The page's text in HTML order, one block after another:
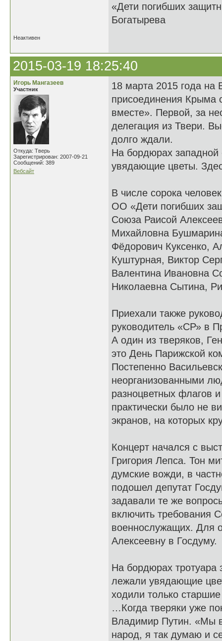
«Дети погибших
Богатырева
Неактивен
2015-03-19 18:25:40
Игорь Мангазеев
Участник
Откуда: Тверь
Зарегистрирован: 2007-09-21
Сообщений: 389
Вебсайт
18 марта 2015 года на
присоединения Крыма
вместе». Первой, за
делегация из Твери.
долго ждали.
На бордюрах
увядающие цветы.
В числе сорока
ОО «Дети погибших
Союза Раисой
Михайловна
Фёдорович Куксенко,
Куштурная, Виктор
Валентина Ивановна
Николаевна Сытина,
Приехали также
руководитель «СР» в
А один из тверяков,
это День Парижской
Постепенно
неорганизованными
разноцветных флагов
практически было не
экранов, на которых
Концерт начался с
Григория Лепса. Тон
думские вожди, в
подошел депутат
задавали те же
включить требования
военнослужащих. Для
Алексеевну в Госдуму.
На бордюрах тротуара
лежали увядающие
ходили только
…Когда тверяки уже
Владимир Путин. «Мы
народ, я так думаю и